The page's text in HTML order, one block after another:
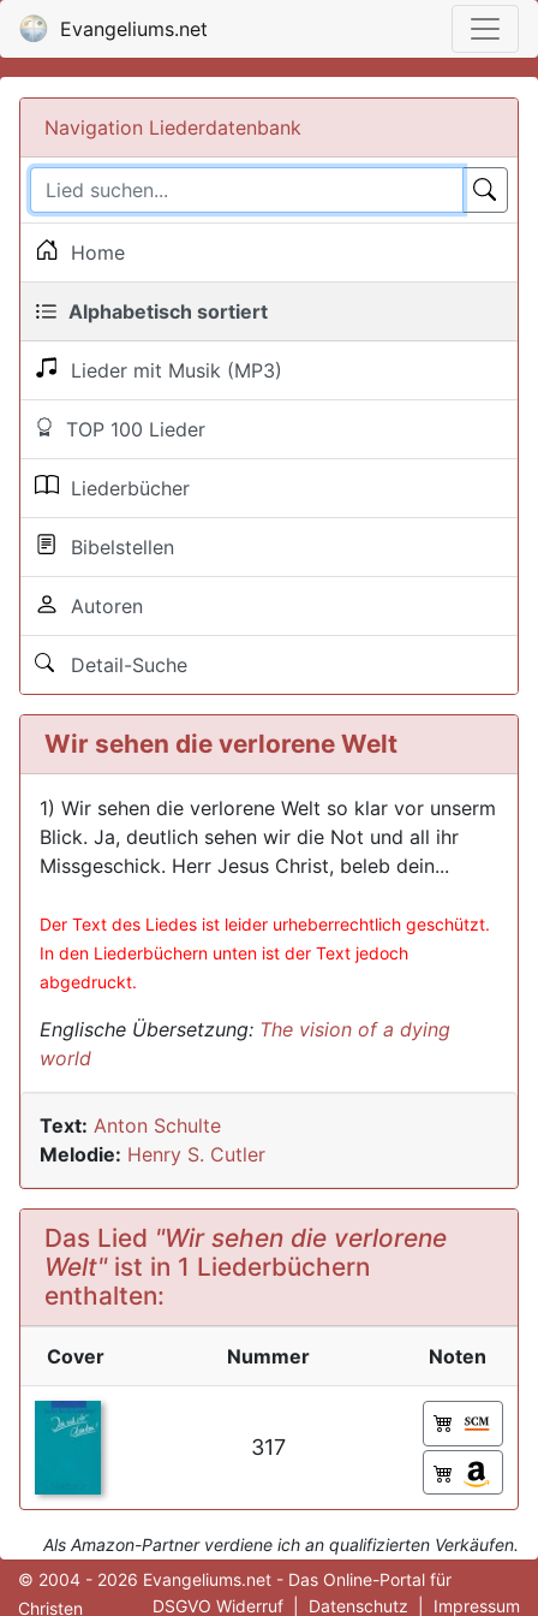
Evangeliums.net
Navigation Liederdatenbank
Home
Alphabetisch sortiert
Lieder mit Musik (MP3)
TOP 100 Lieder
Liederbücher
Bibelstellen
Autoren
Detail-Suche
Wir sehen die verlorene Welt
1) Wir sehen die verlorene Welt so klar vor unserm
Blick. Ja, deutlich sehen wir die Not und all ihr
Missgeschick. Herr Jesus Christ, beleb dein...
Der Text des Liedes ist leider urheberrechtlich geschützt.
In den Liederbüchern unten ist der Text jedoch
abgedruckt.
Englische Übersetzung: The vision of a dying
world
Text: Anton Schulte
Melodie: Henry S. Cutler
Das Lied "Wir sehen die verlorene
Welt"ist in 1 Liederbüchern
enthalten:
Cover Nummer Noten
317
Als Amazon-Partner verdiene ich an qualifizierten Verkäufen.
© 2004 - 2026 Evangeliums.net - Das Online-Portal für
Christen
DSGVO Widerruf Datenschutz Impressum